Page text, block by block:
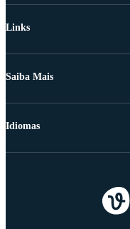
Links
Saiba Mais
Idiomas